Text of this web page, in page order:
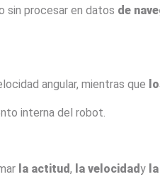
sin procesar en datos de
angular, mientras que
interna del robot.
la actitud, la velocidady